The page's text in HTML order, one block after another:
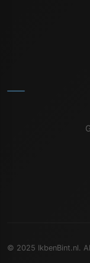
© 2025 IkbenBint.nl.